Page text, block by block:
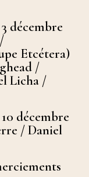
décembre
Etcétera)
/
Licha /
décembre
/ Daniel